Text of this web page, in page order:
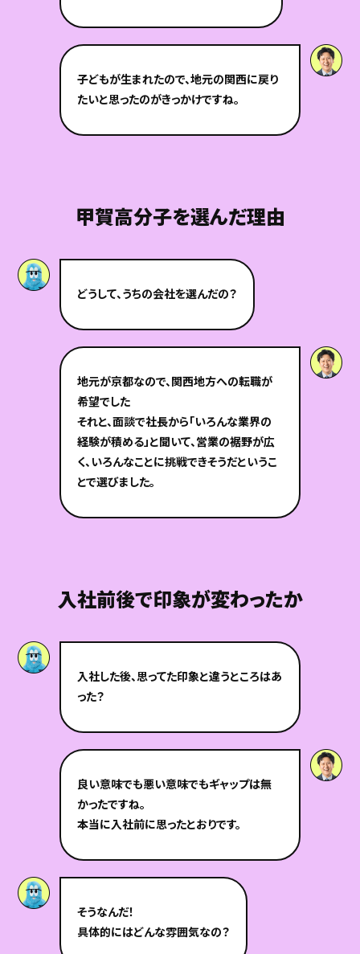
子どもが生まれたので、地元の関西に戻り
たいと思ったのがきっかけですね。
甲賀高分子を選んだ理由
どうして、うちの会社を選んだの？
地元が京都なので、関西地方への転職が
希望でした
それと、面談で社長から「いろんな業界の
経験が積める」と聞いて、営業の裾野が広
く、いろんなことに挑戦できそうだというこ
とで選びました。
入社前後で印象が変わったか
入社した後、思ってた印象と違うところはあ
った？
良い意味でも悪い意味でもギャップは無
かったですね。
本当に入社前に思ったとおりです。
そうなんだ！
具体的にはどんな雰囲気なの？